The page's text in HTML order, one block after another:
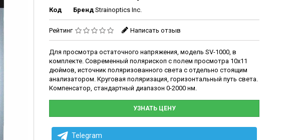
Код Бренд Strainoptics Inc.
Рейтинг Написать отзыв
Для просмотра остаточного напряжения, модель SV-1000, в
комплекте. Современный полярископ с полем просмотра 10х11
дюймов, источник поляризованного света с отдельно стоящим
анализатором. Круговая поляризация, горизонтальный путь света.
Компенсатор, стандартный диапазон 0-2000 нм.
УЗНАТЬ ЦЕНУ
Telegram